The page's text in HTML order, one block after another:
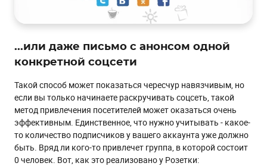
...или даже письмо с анонсом одной
конкретной соцсети
Такой способ может показаться чересчур навязчивым, но
если вы только начинаете раскручивать соцсеть, такой
метод привлечения посетителей может оказаться очень
эффективным. Единственное, что нужно учитывать - какое-
то количество подписчиков у вашего аккаунта уже должно
быть. Вряд ли кого-то привлечет группа, в которой состоит
0 человек. Вот, как это реализовано у Розетки: